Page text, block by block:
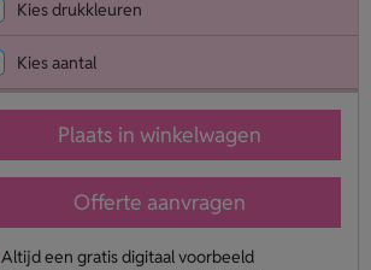
Kies drukkleuren
Kies aantal
Plaats in winkelwagen
Offerte aanvragen
Altijd een gratis digitaal voorbeeld